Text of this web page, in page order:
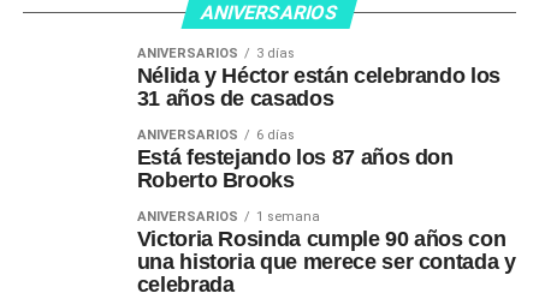
ANIVERSARIOS
ANIVERSARIOS 3 días
Nélida y Héctor están celebrando los
31 años de casados
ANIVERSARIOS 6 días
Está festejando los 87 años don
Roberto Brooks
ANIVERSARIOS 1 semana
Victoria Rosinda cumple 90 años con
una historia que merece ser contada y
celebrada